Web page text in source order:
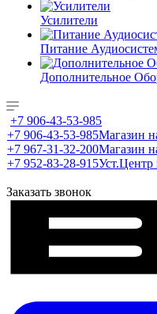
Усилители
Питание
Дополнительное
+7 906-43-53-985
+7 906-43-53-985Магазин
+7 967-31-32-200Магазин
+7 952-83-28-915Уст.Центр
Заказать звонок